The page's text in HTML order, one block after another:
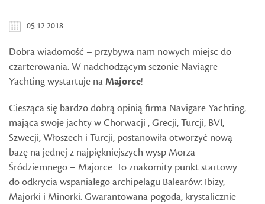
05 12 2018
Dobra wiadomość – przybywa nam nowych miejsc do
czarterowania. W nadchodzącym sezonie Naviagre
Yachting wystartuje naMajorce!
Ciesząca się bardzo dobrą opinią firma Navigare Yachting,
mająca swoje jachty w Chorwacji , Grecji, Turcji, BVI,
Szwecji, Włoszech i Turcji, postanowiła otworzyć nową
bazę na jednej z najpiękniejszych wysp Morza
Śródziemnego – Majorce. To znakomity punkt startowy
do odkrycia wspaniałego archipelagu Balearów: Ibizy,
Majorki i Minorki. Gwarantowana pogoda, krystalicznie